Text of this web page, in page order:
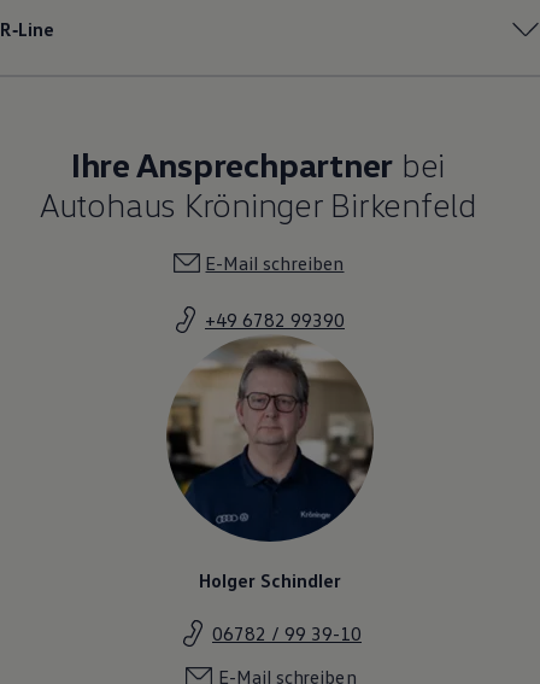
R‑Line
Ihre Ansprechpartner bei
Autohaus Kröninger Birkenfeld
E-Mail schreiben
+49 6782 99390
Holger Schindler
06782 / 99 39-10
E-Mail schreiben